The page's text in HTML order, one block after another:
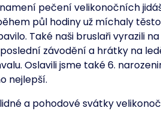
pečení velikonočních
půl hodiny už míchaly
Také naši bruslaři vyrazili
závodění a hrátky na
Oslavili jsme také 6.
nejlepší.
a pohodové svátky